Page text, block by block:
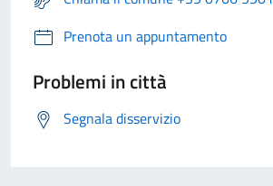
Prenota un appuntamento
Problemi in città
Segnala disservizio